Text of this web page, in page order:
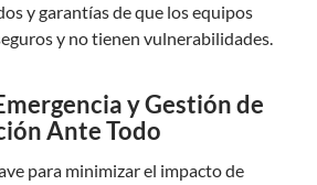
y garantías de que los equipos
y no tienen vulnerabilidades.
y Gestión de
Ante Todo
para minimizar el impacto de